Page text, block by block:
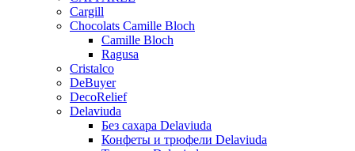
Cargill
Chocolats Camille Bloch
Camille Bloch
Ragusa
Cristalco
DeBuyer
DecoRelief
Delaviuda
Без сахара Delaviuda
Конфеты и трюфели Delaviuda